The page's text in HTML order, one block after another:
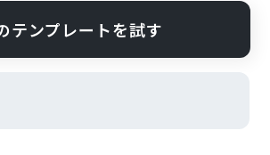
テンプレートを試す